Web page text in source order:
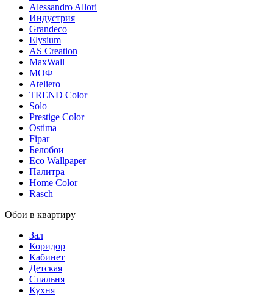
Alessandro Allori
Индустрия
Grandeco
Elysium
AS Creation
MaxWall
МОФ
Ateliero
TREND Color
Solo
Prestige Color
Ostima
Fipar
Белобои
Eco Wallpaper
Палитра
Home Color
Rasch
Обои в квартиру
Зал
Коридор
Кабинет
Детская
Спальня
Кухня